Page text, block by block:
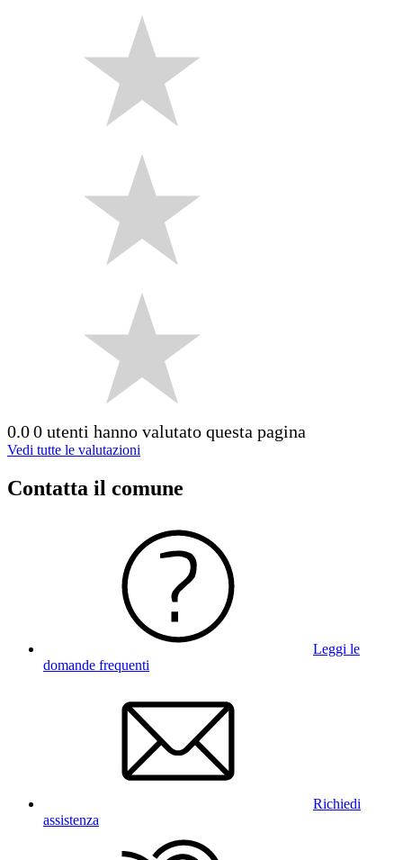
0.00 utenti hanno valutato questa pagina
Vedi tutte le valutazioni
Contatta il comune
Leggi le
domande frequenti
Richiedi
assistenza